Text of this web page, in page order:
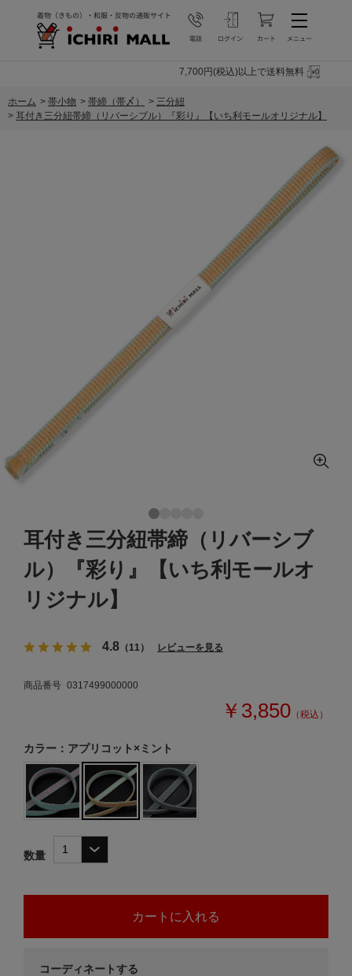
7,700円(税込)以上で送料無料
ホーム > 帯小物 > 帯締（帯〆） > 三分紐
> 耳付き三分紐帯締（リバーシブル）『彩り』【いち利モールオリジナル】
耳付き三分紐帯締（リバーシブ
ル）『彩り』【いち利モールオ
リジナル】
4.8 （11） レビューを見る
商品番号 0317499000000
￥3,850 （税込）
カラー：アプリコット×ミント
数量
コーディネートする